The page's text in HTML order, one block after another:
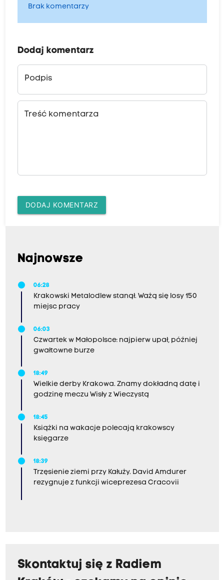
Brak komentarzy
Dodaj komentarz
Podpis
Treść komentarza
DODAJ KOMENTARZ
Najnowsze
06:28
Krakowski Metalodlew stanął. Ważą się losy 150
miejsc pracy
06:03
Czwartek w Małopolsce: najpierw upał, później
gwałtowne burze
18:49
Wielkie derby Krakowa. Znamy dokładną datę i
godzinę meczu Wisły z Wieczystą
18:45
Książki na wakacje polecają krakowscy
księgarze
18:39
Trzęsienie ziemi przy Kałuży. David Amdurer
rezygnuje z funkcji wiceprezesa Cracovii
Skontaktuj się z Radiem